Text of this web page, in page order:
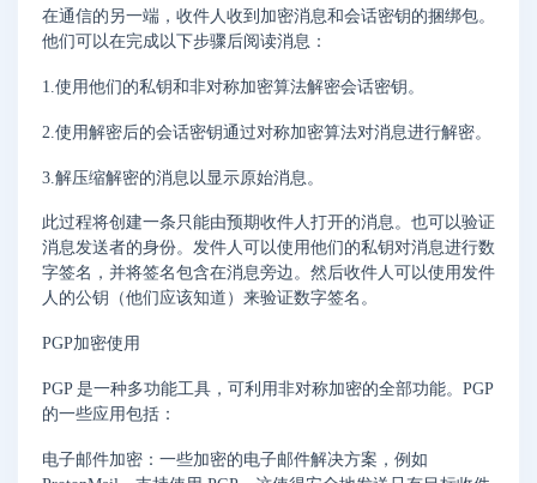
在通信的另一端，收件人收到加密消息和会话密钥的捆绑包。
他们可以在完成以下步骤后阅读消息：
1.使用他们的私钥和非对称加密算法解密会话密钥。
2.使用解密后的会话密钥通过对称加密算法对消息进行解密。
3.解压缩解密的消息以显示原始消息。
此过程将创建一条只能由预期收件人打开的消息。也可以验证
消息发送者的身份。发件人可以使用他们的私钥对消息进行数
字签名，并将签名包含在消息旁边。然后收件人可以使用发件
人的公钥（他们应该知道）来验证数字签名。
PGP加密使用
PGP 是一种多功能工具，可利用非对称加密的全部功能。PGP
的一些应用包括：
电子邮件加密：一些加密的电子邮件解决方案，例如